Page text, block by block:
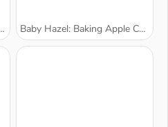
Baby Hazel: Baking Apple Cake